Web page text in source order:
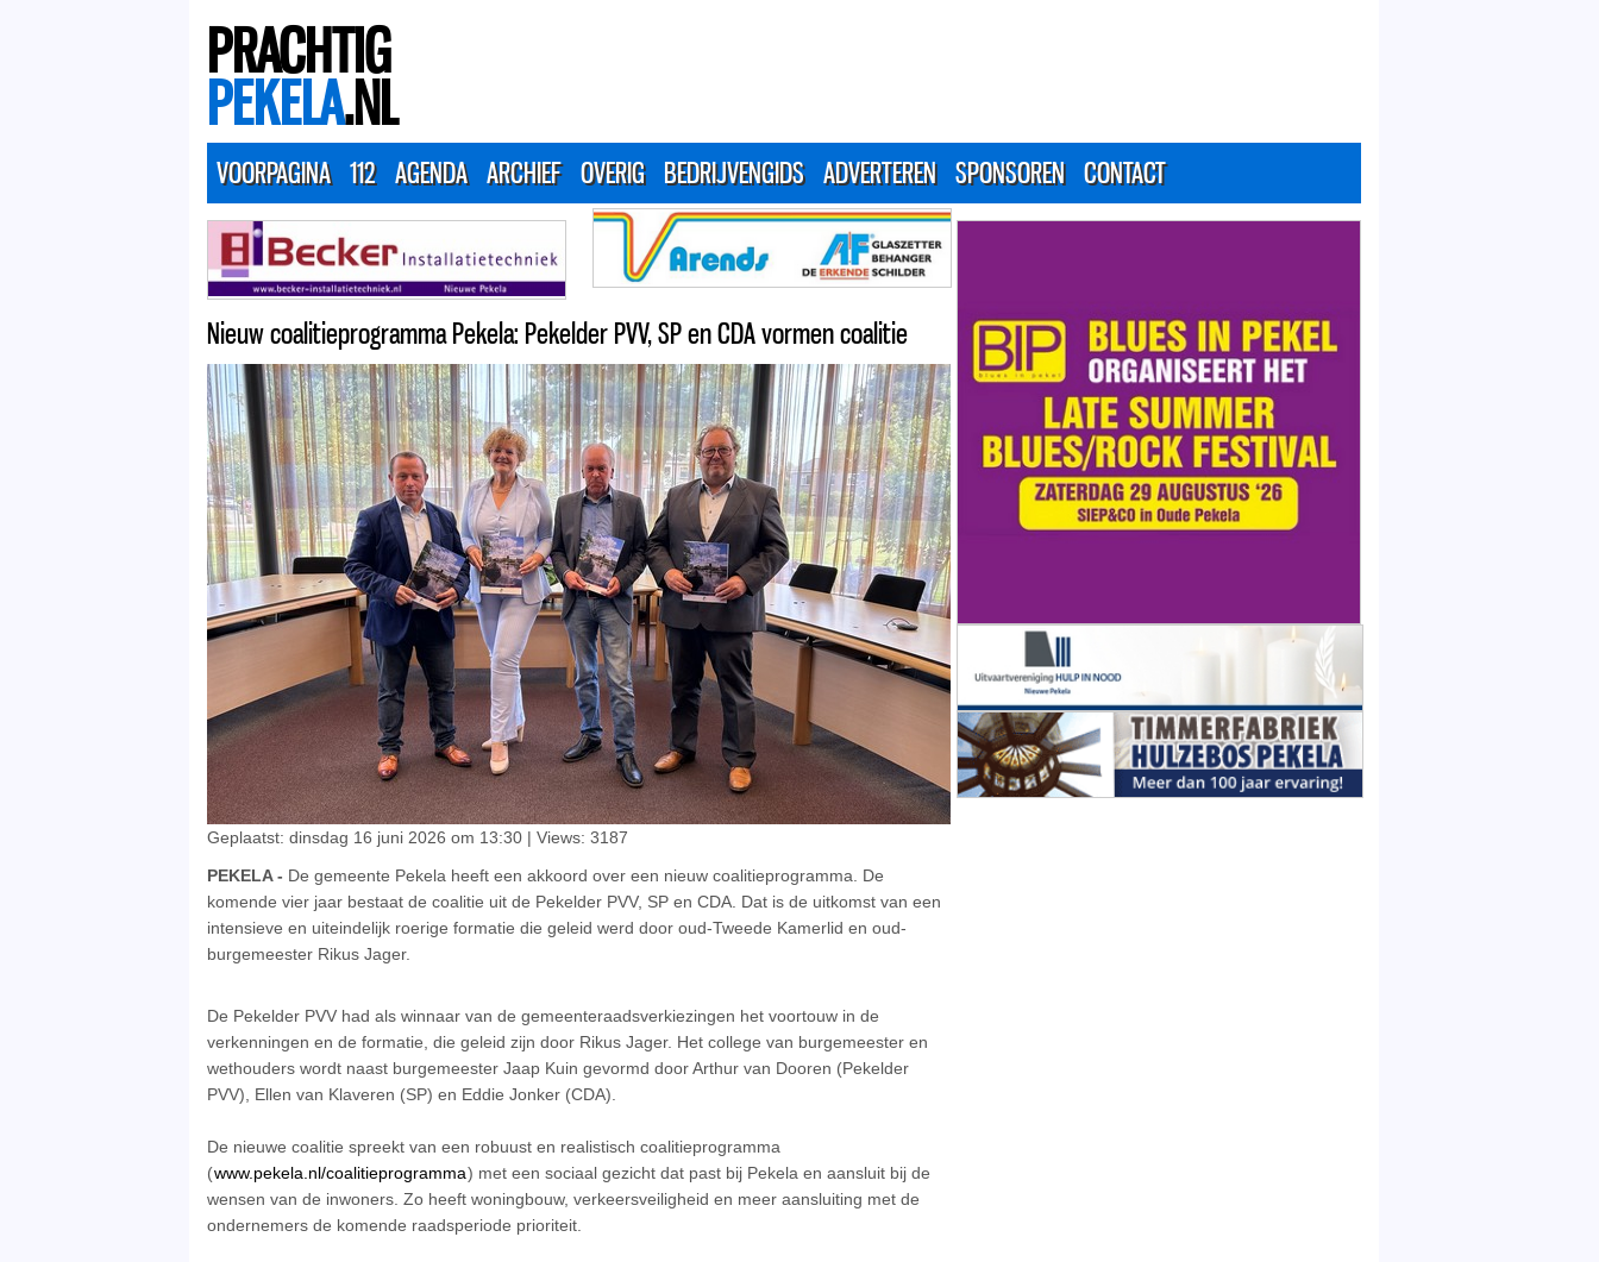
PRACHTIG
PEKELA.NL
VOORPAGINA 112 AGENDA ARCHIEF OVERIG BEDRIJVENGIDS ADVERTEREN SPONSOREN CONTACT
Nieuw coalitieprogramma Pekela: Pekelder PVV, SP en CDA vormen coalitie
Geplaatst: dinsdag 16 juni 2026 om 13:30 | Views: 3187
PEKELA - De gemeente Pekela heeft een akkoord over een nieuw coalitieprogramma. De
komende vier jaar bestaat de coalitie uit de Pekelder PVV, SP en CDA. Dat is de uitkomst van een
intensieve en uiteindelijk roerige formatie die geleid werd door oud-Tweede Kamerlid en oud-
burgemeester Rikus Jager.
De Pekelder PVV had als winnaar van de gemeenteraadsverkiezingen het voortouw in de
verkenningen en de formatie, die geleid zijn door Rikus Jager. Het college van burgemeester en
wethouders wordt naast burgemeester Jaap Kuin gevormd door Arthur van Dooren (Pekelder
PVV), Ellen van Klaveren (SP) en Eddie Jonker (CDA).
De nieuwe coalitie spreekt van een robuust en realistisch coalitieprogramma
(www.pekela.nl/coalitieprogramma) met een sociaal gezicht dat past bij Pekela en aansluit bij de
wensen van de inwoners. Zo heeft woningbouw, verkeersveiligheid en meer aansluiting met de
ondernemers de komende raadsperiode prioriteit.